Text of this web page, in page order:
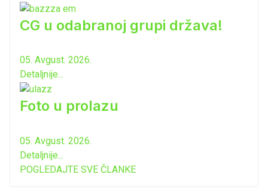
CG u odabranoj grupi država!
05. Avgust. 2026.
Detaljnije...
Foto u prolazu
05. Avgust. 2026.
Detaljnije...
POGLEDAJTE SVE ČLANKE